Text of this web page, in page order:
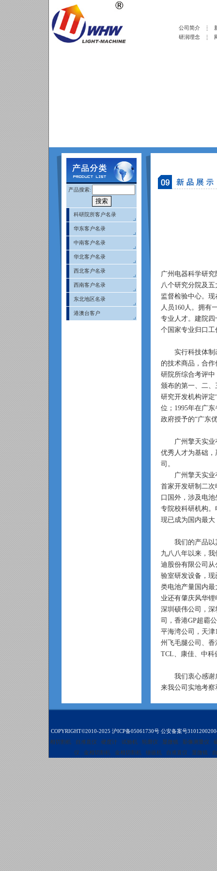
公司简介
研润理念
产品搜索:
科研院所客户名录
华东客户名录
中南客户名录
华北客户名录
西北客户名录
西南客户名录
东北地区名录
港澳台客户
广州电器科学研
八个研究分院及
监督检验中心。
人员160人。拥有
专业人才。建院
个国家专业归口
实行科技体制改
的技术商品，合
研院所综合考评
颁布的第一、二、
研究开发机构评定
位；1995年在广
政府授予的“广东
广州擎天实业有
优秀人才为基础
司。
广州擎天实业有
首家开发研制二
口国外，涉及电
专院校科研机构
现已成为国内最
我们的产品以其
九八八年以来，
迪股份有限公司
验室研发设备，
类电池产量国内
业还有肇庆风华
深圳硕伟公司，
司，香港GP超霸
平海湾公司，天
州飞毛腿公司、香
TCL、康佳、
我们衷心感谢广
来我公司实地考察
COPYRIGHT©2010-2025 沪ICP备05061730号 公安备案号
相切割机
自准直仪 硬度计 试验机 轮廓仪 显微镜 影像测量仪
仪
金相切割机 金相切割机 镶嵌机 自准直仪 显微镜